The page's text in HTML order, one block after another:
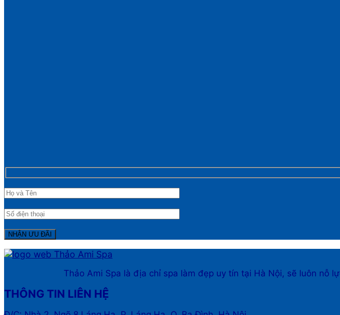
Thảo Ami Spa là địa chỉ spa làm đẹp uy tín tại Hà Nội, sẽ luôn nỗ
THÔNG TIN LIÊN HỆ